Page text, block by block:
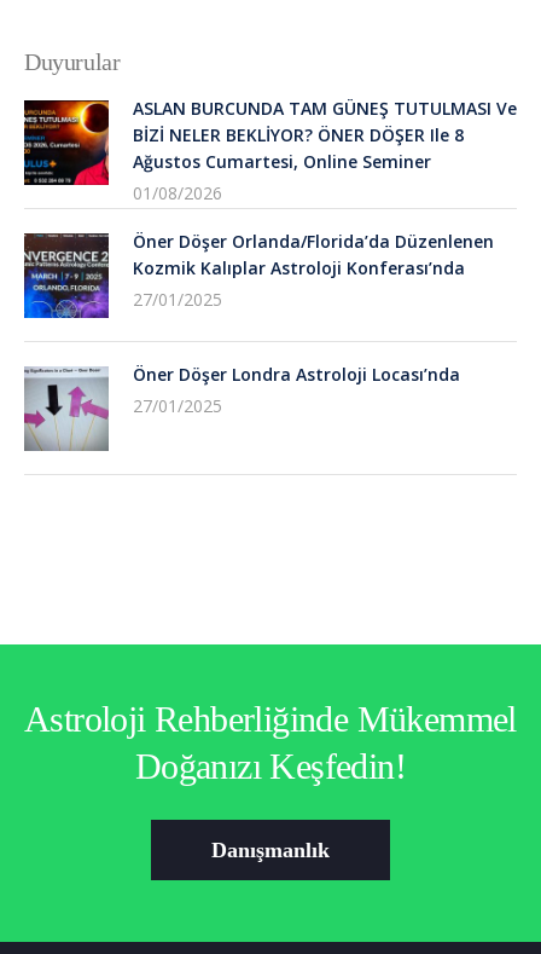
Duyurular
ASLAN BURCUNDA TAM GÜNEŞ TUTULMASI Ve
BİZİ NELER BEKLİYOR? ÖNER DÖŞER Ile 8
Ağustos Cumartesi, Online Seminer
01/08/2026
Öner Döşer Orlanda/Florida’da Düzenlenen
Kozmik Kalıplar Astroloji Konferası’nda
27/01/2025
Öner Döşer Londra Astroloji Locası’nda
27/01/2025
Astroloji Rehberliğinde Mükemmel
Doğanızı Keşfedin!
Danışmanlık